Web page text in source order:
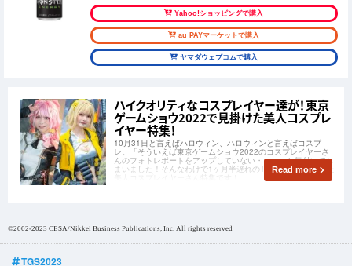
Yahoo!ショッピングで購入
au PAYマーケットで購入
ヤマダウェブコムで購入
ハイクオリティなコスプレイヤー達が！東京
ゲームショウ2022で見掛けた美人コスプレ
イヤー特集！
10月31日と言えばハロウィン、ハロウィンと言えばコスプ
レ。「そういえば東京ゲームショウ2022のコスプレイヤーさ
んのフォトレポートをアップしていない・・・」と気付いてし
まいました！そんなわけで1ヶ月半遅れのTGS2022で見掛けた
Read more
©2002-2023 CESA/Nikkei Business Publications, Inc. All rights reserved
TGS2023